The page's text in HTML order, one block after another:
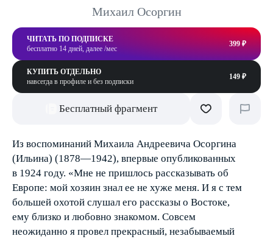
Михаил Осоргин
ЧИТАТЬ ПО ПОДПИСКЕ
бесплатно 14 дней, далее /мес
399 ₽
КУПИТЬ ОТДЕЛЬНО
навсегда в профиле и без подписки
149 ₽
Бесплатный фрагмент
Из воспоминаний Михаила Андреевича Осоргина
(Ильина) (1878—1942), впервые опубликованных
в 1924 году. «Мне не пришлось рассказывать об
Европе: мой хозяин знал ее не хуже меня. И я с тем
большей охотой слушал его рассказы о Востоке,
ему близко и любовно знакомом. Совсем
неожиданно я провел прекрасный, незабываемый